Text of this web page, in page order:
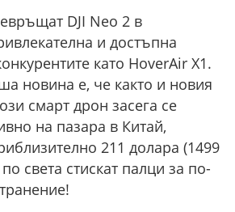
DJI Neo 2 в
и достъпна
като HoverAir X1.
новина е, че както и новия
смарт дрон засега се
на пазара в Китай,
211 долара (1499
света стискат палци за по-